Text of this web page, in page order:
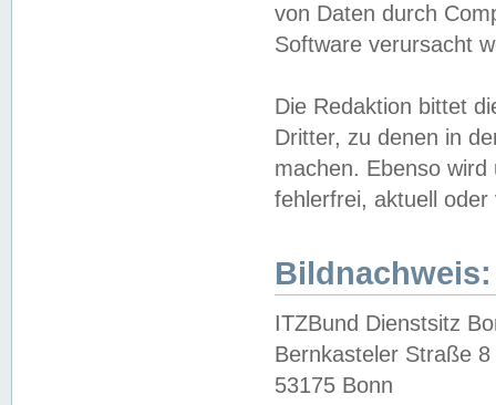
von Daten durch
Software verursacht
Die Redaktion bittet
Dritter, zu denen in
machen. Ebenso
fehlerfrei, aktuell oder
Bildnachweis:
ITZBund Dienstsitz
Bernkasteler Straße 8
53175 Bonn